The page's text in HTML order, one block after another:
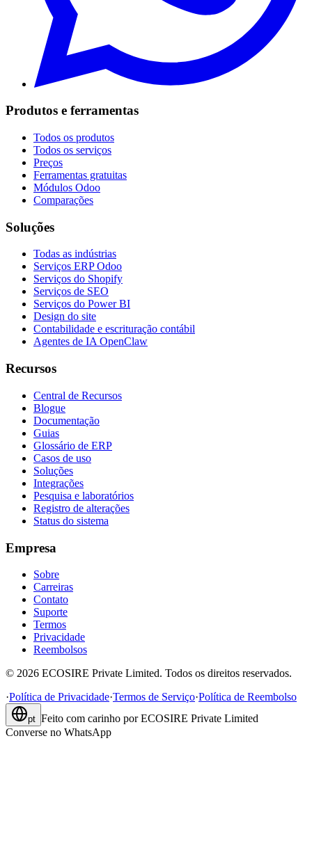
Produtos e ferramentas
Todos os produtos
Todos os serviços
Preços
Ferramentas gratuitas
Módulos Odoo
Comparações
Soluções
Todas as indústrias
Serviços ERP Odoo
Serviços do Shopify
Serviços de SEO
Serviços do Power BI
Design do site
Contabilidade e escrituração contábil
Agentes de IA OpenClaw
Recursos
Central de Recursos
Blogue
Documentação
Guias
Glossário de ERP
Casos de uso
Soluções
Integrações
Pesquisa e laboratórios
Registro de alterações
Status do sistema
Empresa
Sobre
Carreiras
Contato
Suporte
Termos
Privacidade
Reembolsos
© 2026 ECOSIRE Private Limited. Todos os direitos reservados.
·Política de Privacidade·Termos de Serviço·Política de Reembolso
pt Feito com carinho por ECOSIRE Private Limited
Converse no WhatsApp